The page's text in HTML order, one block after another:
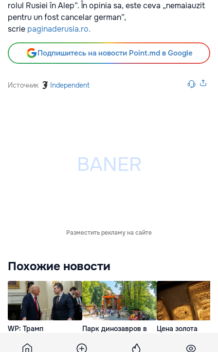
rolul Rusiei în Alep”. În opinia sa, este ceva „nemaiauzit
pentru un fost cancelar german”,
scrie paginaderusia.ro.
Подпишитесь на новости Point.md в Google
Источник Independent
Разместить рекламу на сайте
Похожие новости
WP: Трамп
Хегсета объяснений
Парк динозавров в
одним из лучших в
Цена золота
унцию впервые с